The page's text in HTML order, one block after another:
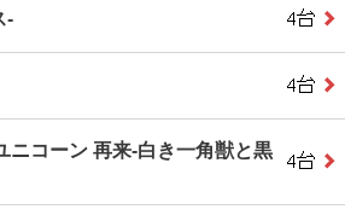
ニコーン 再来‐白き一角獣と黒